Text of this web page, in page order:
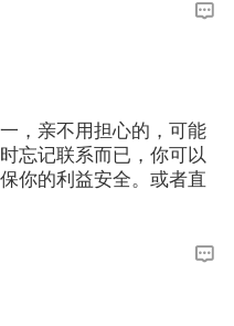
，亲不用担心的，可能
忘记联系而已，你可以
你的利益安全。或者直
可以的。